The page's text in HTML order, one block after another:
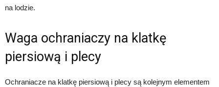
na lodzie.
Waga ochraniaczy na klatkę
piersiową i plecy
Ochraniacze na klatkę piersiową i plecy są kolejnym elementem